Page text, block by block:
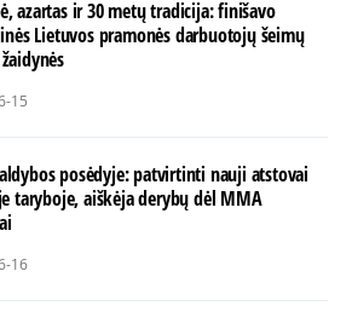
azartas ir 30 metų tradicija: finišavo
Lietuvos pramonės darbuotojų šeimų
15
posėdyje: patvirtinti nauji atstovai
taryboje, aiškėja derybų dėl MMA
16